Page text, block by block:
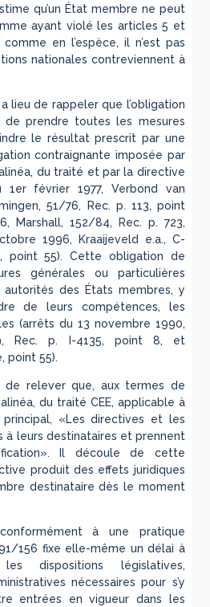
qu’un État membre ne peut
ayant violé les articles 5 et
en l’espèce, il n’est pas
nationales contreviennent à
lieu de rappeler que l’obligation
prendre toutes les mesures
le résultat prescrit par une
contraignante imposée par
du traité et par la directive
1er février 1977, Verbond van
51/76, Rec. p. 113, point
Marshall, 152/84, Rec. p. 723,
1996, Kraaijeveld e.a., C-
point 55). Cette obligation de
générales ou particulières
autorités des États membres, y
de leurs compétences, les
(arrêts du 13 novembre 1990,
Rec. p. I-4135, point 8, et
point 55).
de relever que, aux termes de
du traité CEE, applicable à
«Les directives et les
à leurs destinataires et prennent
Il découle de cette
produit des effets juridiques
destinataire dès le moment
à une pratique
156 fixe elle-même un délai à
dispositions législatives,
nécessaires pour s’y
entrées en vigueur dans les